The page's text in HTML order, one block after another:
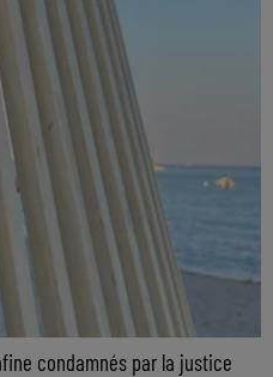
condamnés par la justice